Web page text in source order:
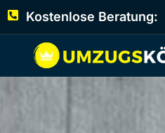
Kostenlose Beratung: